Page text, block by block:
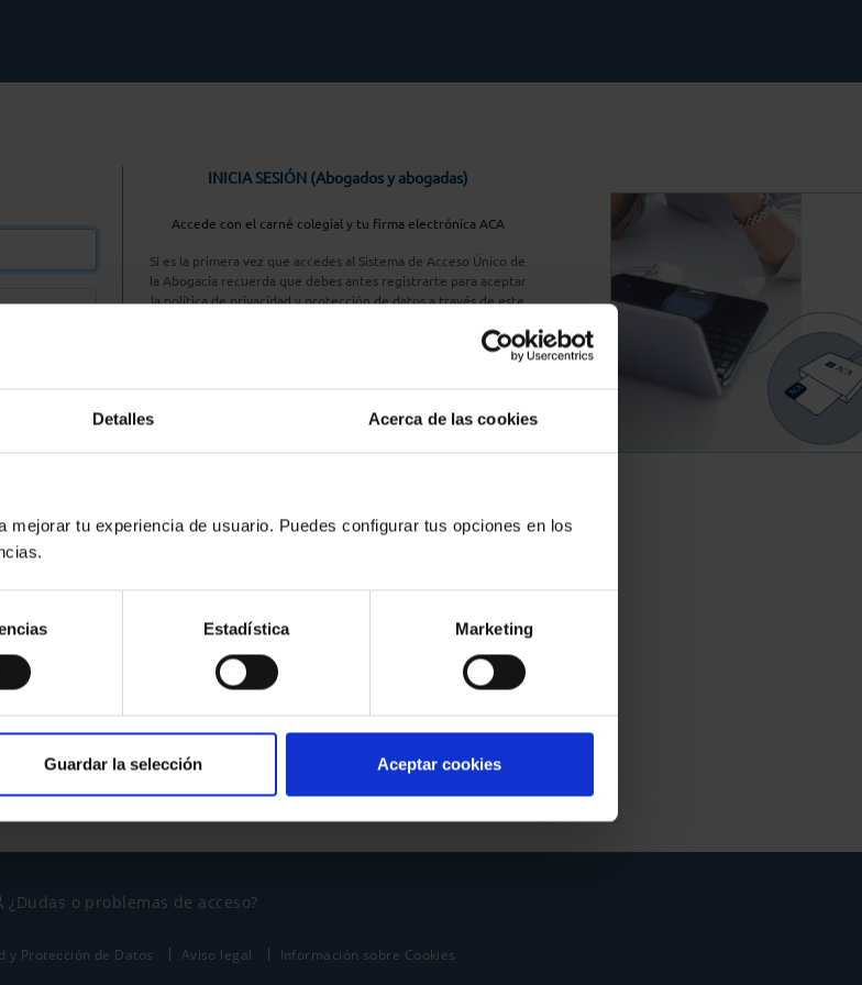
Detalles Acerca de las cookies
tu experiencia de usuario. Puedes configurar tus opciones en los
Estadística Marketing
Guardar la selección Aceptar cookies
INICIA SESIÓN (Abogados y abogadas)
Accede con el carné colegial y tu firma electrónica ACA
Si es la primera vez que accedes al Sistema de Acceso Único de
la Abogacía recuerda que debes antes registrarte para aceptar
la política de privacidad y protección de datos a través de este
Entrar con ACA Plus
¿No tienes cuenta?
privacidad
y términos del servicio
¿Dudas o problemas de acceso?
y Protección de Datos Aviso legal Información sobre Cookies